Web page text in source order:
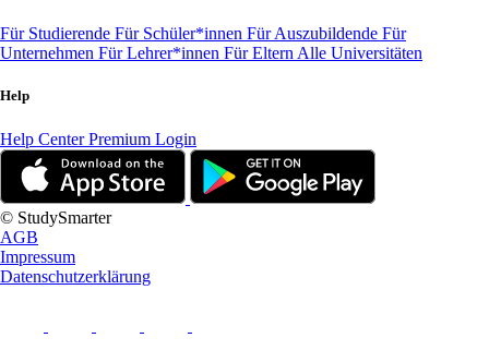
Für Studierende Für Schüler*innen Für Auszubildende Für
Unternehmen Für Lehrer*innen Für Eltern Alle Universitäten
Help
Help CenterPremium Login
© StudySmarter
AGB
Impressum
Datenschutzerklärung